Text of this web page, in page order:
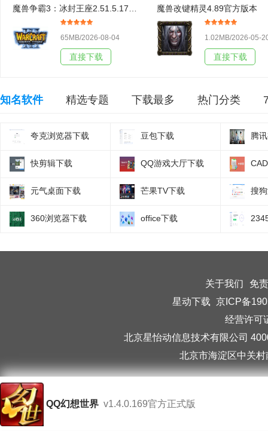
魔兽争霸3：冰封王座2.51.5.17438官方版本
65MB/2026-08-04
直接下载
魔兽改键精灵4.89官方版本
1.02MB/2026-05-
直接下载
知名软件 精选专题 下载最多 热门分类
夸克浏览器下载 豆包下载 腾
快剪辑下载 QQ游戏大厅下载
元气桌面下载 芒果TV下载 搜
360浏览器下载 office下载
关于我们
免
星动下载 京ICP备
经营许可
北京星怡动信息技术有限公司
北京市海淀区中关
QQ幻想世界 v1.4.0.169官方正式版